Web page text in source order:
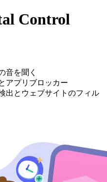
Control
音を聞く
アプリブロッカー
出とウェブサイトのフィル